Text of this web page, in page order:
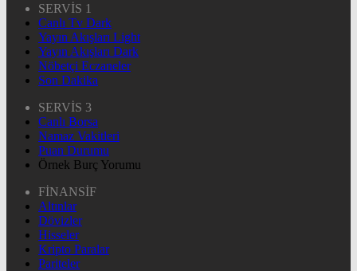
SERVİS 1
Canlı Tv Dark
Yayın Akışları Light
Yayın Akışları Dark
Nöbetçi Eczaneler
Son Dakika
SERVİS 3
Canlı Borsa
Namaz Vakitleri
Puan Durumu
Örnek Burç Yorumu
FİNANSİF
Altınlar
Dövizler
Hisseler
Kripto Paralar
Pariteler